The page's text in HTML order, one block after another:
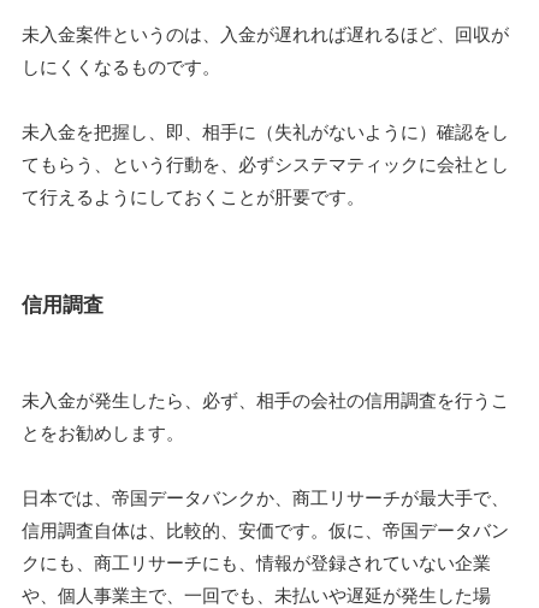
未入金案件というのは、入金が遅れれば遅れるほど、回収が
しにくくなるものです。
未入金を把握し、即、相手に（失礼がないように）確認をし
てもらう、という行動を、必ずシステマティックに会社とし
て行えるようにしておくことが肝要です。
信用調査
未入金が発生したら、必ず、相手の会社の信用調査を行うこ
とをお勧めします。
日本では、帝国データバンクか、商工リサーチが最大手で、
信用調査自体は、比較的、安価です。仮に、帝国データバン
クにも、商工リサーチにも、情報が登録されていない企業
や、個人事業主で、一回でも、未払いや遅延が発生した場